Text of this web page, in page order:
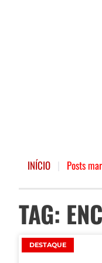
INÍCIO Posts
TAG:
DESTAQUE